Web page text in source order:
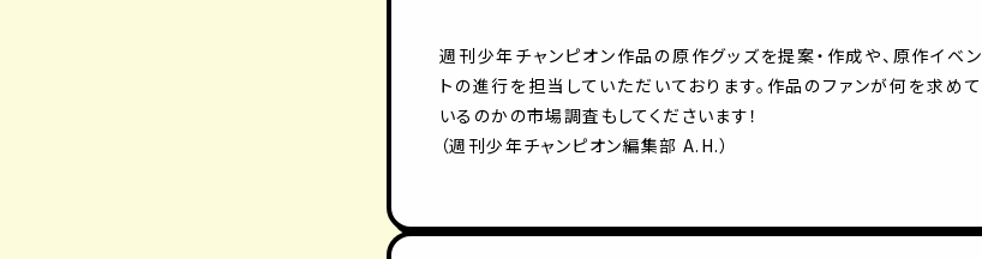
週刊少年チャンピオン作品の原作グッズを提案・作成や、原作イベン
トの進行を担当していただいております。作品のファンが何を求めて
いるのかの市場調査もしてくださいます！
（週刊少年チャンピオン編集部 A.H.）